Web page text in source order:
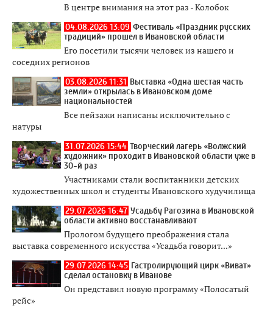
В центре внимания на этот раз - Колобок
04.08.2026 13:09 Фестиваль «Праздник русских
традиций» прошел в Ивановской области
Его посетили тысячи человек из нашего и
соседних регионов
03.08.2026 11:31 Выставка «Одна шестая часть
земли» открылась в Ивановском доме
национальностей
Все пейзажи написаны исключительно с
натуры
31.07.2026 15:44 Творческий лагерь «Волжский
художник» проходит в Ивановской области уже в
30-й раз
Участниками стали воспитанники детских
художественных школ и студенты Ивановского худучилища
29.07.2026 16:47 Усадьбу Рагозина в Ивановской
области активно восстанавливают
Прологом будущего преображения стала
выставка современного искусства «Усадьба говорит...»
29.07.2026 14:45 Гастролирующий цирк «Виват»
сделал остановку в Иванове
Он представил новую программу «Полосатый
рейс»